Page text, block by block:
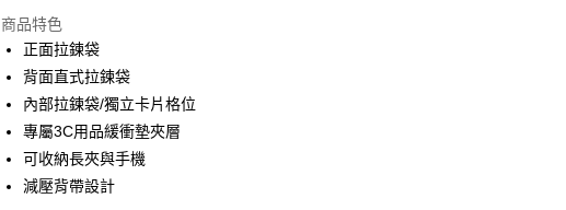
LINE Pay
Apple Pay
街口支付
Google Pay
商品特色
正面拉鍊袋
背面直式拉鍊袋
內部拉鍊袋/獨立卡片格位
專屬3C用品緩衝墊夾層
可收納長夾與手機
減壓背帶設計